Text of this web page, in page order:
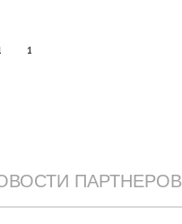
1
ПАРТНЕРОВ